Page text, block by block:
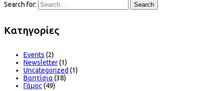
Search for: Search
Kατηγορίες
Events (2)
Newsletter(1)
Uncategorized (1)
Βαπτίσια (38)
Γάμος (49)